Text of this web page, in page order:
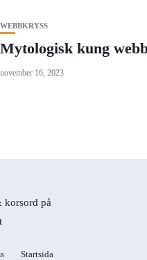
WEBBKRYSS
Mytologisk kung
november 16, 2023
Startsida